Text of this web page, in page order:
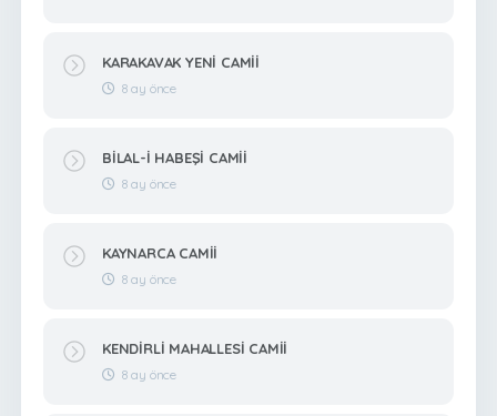
KARAKAVAK YENİ CAMİİ
8 ay önce
BİLAL-İ HABEŞİ CAMİİ
8 ay önce
KAYNARCA CAMİİ
8 ay önce
KENDİRLİ MAHALLESİ CAMİİ
8 ay önce